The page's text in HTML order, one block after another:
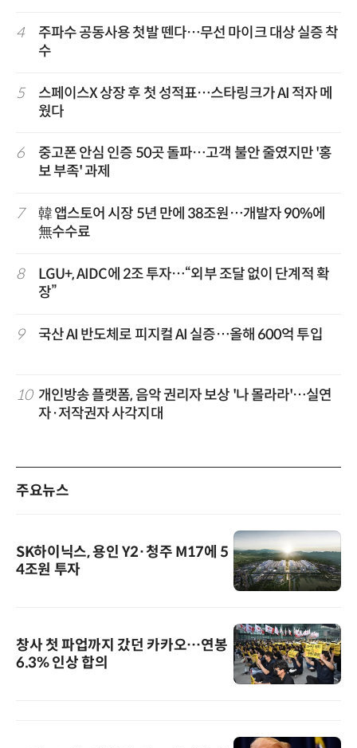
4
주파수 공동사용 첫발 뗀다…무선 마이크 대상 실증 착
수
5
스페이스X 상장 후 첫 성적표…스타링크가 AI 적자 메
웠다
6
중고폰 안심 인증 50곳 돌파…고객 불안 줄였지만 '홍
보 부족' 과제
7
韓 앱스토어 시장 5년 만에 38조원…개발자 90%에
無수수료
8
LGU+, AIDC에 2조 투자…“외부 조달 없이 단계적 확
장”
9 국산 AI 반도체로 피지컬 AI 실증…올해 600억 투입
10 개인방송 플랫폼, 음악 권리자 보상 '나 몰라라'…실연
자·저작권자 사각지대
주요뉴스
SK하이닉스, 용인 Y2·청주 M17에 5
4조원 투자
창사 첫 파업까지 갔던 카카오…연봉
6.3% 인상 합의